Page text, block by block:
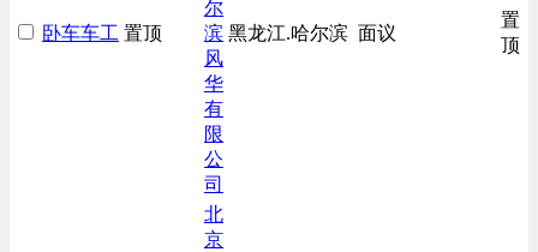
卧车车工 置顶
尔
滨
风
华
有
限
公
司
黑龙江.哈尔滨 面议
置
顶
北
京